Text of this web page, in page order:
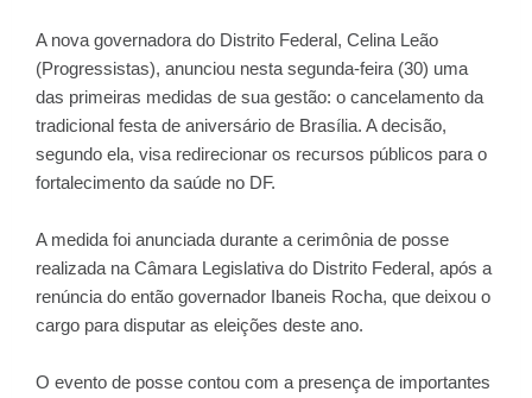
A nova governadora do Distrito Federal, Celina Leão
(Progressistas), anunciou nesta segunda-feira (30) uma
das primeiras medidas de sua gestão: o cancelamento da
tradicional festa de aniversário de Brasília. A decisão,
segundo ela, visa redirecionar os recursos públicos para o
fortalecimento da saúde no DF.
A medida foi anunciada durante a cerimônia de posse
realizada na Câmara Legislativa do Distrito Federal, após a
renúncia do então governador Ibaneis Rocha, que deixou o
cargo para disputar as eleições deste ano.
O evento de posse contou com a presença de importantes